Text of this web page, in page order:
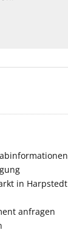
in Harpstedt
anfragen